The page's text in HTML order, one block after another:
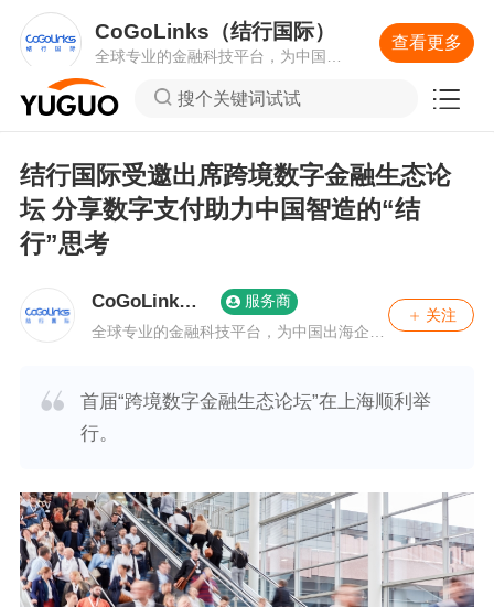
搜个关键词试试
结行国际受邀出席跨境数字金融生态论
坛 分享数字支付助力中国智造的“结
行”思考
CoGoLinks
（结行国际）
服务商
全球专业的金融科技平台，为中国出海企业
关注
首届“跨境数字金融生态论坛”在上海顺利举
行。
CoGoLinks（结行国际）
全球专业的金融科技平台，为中国出
海企业提供安全、稳定、高效的一站
式资金解决方案
查看更多